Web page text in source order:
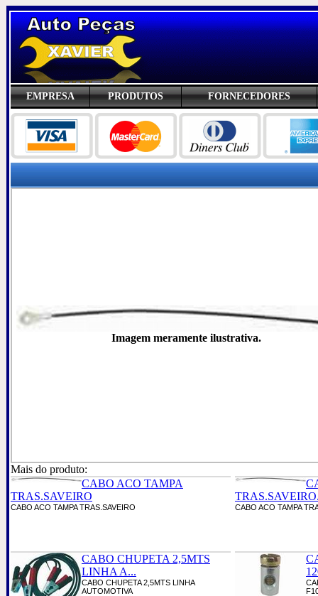
EMPRESA PRODUTOS FORNECEDORES
Imagem meramente ilustrativa.
Mais do produto:
CABO ACO TAMPA
TRAS.SAVEIRO
CABO ACO TAMPA TRAS.SAVEIRO CABO ACO TAMPA
CABO CHUPETA 2,5MTS
LINHA A...
CABO CHUPETA 2,5MTS LINHA
AUTOMOTIVA